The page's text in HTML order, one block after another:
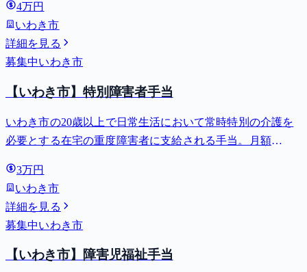
4万円
いわき市
詳細を見る
募集中いわき市
【いわき市】特別障害者手当
いわき市の20歳以上で日常生活において常時特別の介護を
必要とする在宅の重度障害者に支給される手当。月額
3万円
いわき市
詳細を見る
募集中いわき市
【いわき市】障害児福祉手当